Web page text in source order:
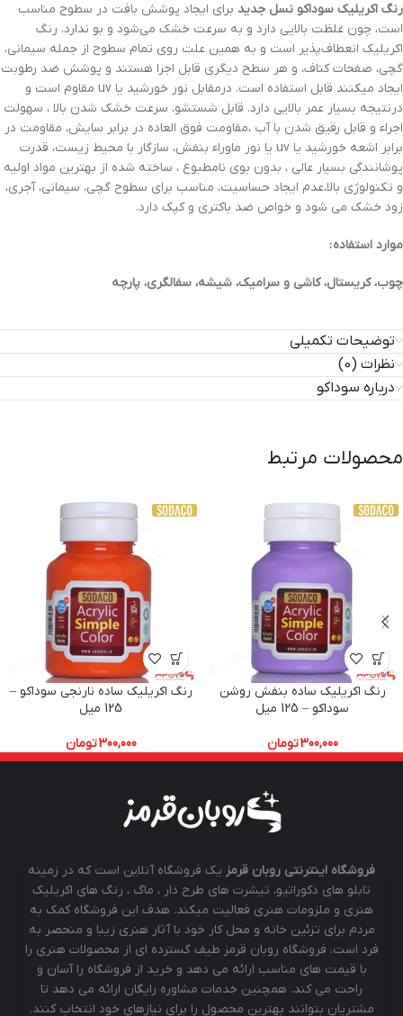
رنگ‌ اکریلیک سوداکو نسل جدید برای ایجاد پوشش بافت در سطوح مناسب
است، چون غلظت بالایی دارد و به سرعت خشک می‌شود و بو ندارد. رنگ
اکریلیک انعطاف‌پذیر است و به همین علت روی تمام سطوح از جمله سیمانی،
گچی، صفحات کناف، و هر سطح دیگری قابل اجرا هستند و پوشش ضد رطوبت
ایجاد میکنند قابل استفاده است. درمقابل نور خورشید یا uv مقاوم است و
درنتیجه بسیار عمر بالایی دارد. قابل شستشو، سرعت خشک شدن بالا ، سهولت
اجراء و قابل رقیق شدن با آب ،مقاومت فوق العاده در برابر سایش، مقاومت در
برابر اشعه خورشید یا uv یا نور ماوراء بنفش، سازگار با محیط زیست، قدرت
پوشانندگی بسیار عالی ، بدون بوی نامطبوع ، ساخته شده از بهترین مواد اولیه
و تکنولوژی بالا،عدم ایجاد حساسیت، مناسب برای سطوح گچی، سیمانی، آجری،
زود خشک می شود و خواص ضد باکتری و کپک دارد.
موارد استفاده :
چوب، کریستال، کاشی و سرامیک، شیشه، سفالگری، پارچه
توضیحات تکمیلی
نظرات (0)
درباره سوداکو
محصولات مرتبط
رنگ اکریلیک ساده بنفش روشن
سوداکو – 125 میل
300,000تومان
رنگ اکریلیک ساده نارنجی سوداکو –
125 میل
300,000تومان
فروشگاه اینترنتی روبان قرمز یک فروشگاه آنلاین است که در زمینه
تابلو های دکوراتیو، تیشرت های طرح دار ، ماگ ، رنگ های اکریلیک
هنری و ملزومات هنری فعالیت میکند. هدف این فروشگاه کمک به
مردم برای تزئین خانه و محل کار خود با آثار هنری زیبا و منحصر به
فرد است. فروشگاه روبان قرمز طیف گسترده ای از محصولات هنری را
با قیمت های مناسب ارائه می دهد و خرید از فروشگاه را آسان و
راحت می کند. همچنین خدمات مشاوره رایگان ارائه می دهد تا
مشتریان بتوانند بهترین محصول را برای نیازهای خود انتخاب کنند.